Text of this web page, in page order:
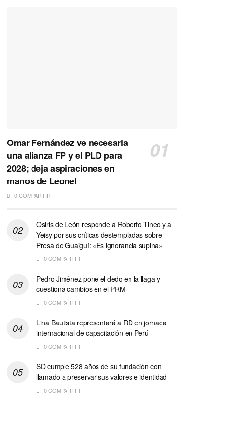
Omar Fernández ve necesaria
una alianza FP y el PLD para
2028; deja aspiraciones en
manos de Leonel
0 COMPARTIR
Osiris de León responde a Roberto Tineo y a
Yeisy por sus críticas destempladas sobre
Presa de Guaiguí: «Es ignorancia supina»
0 COMPARTIR
Pedro Jiménez pone el dedo en la llaga y
cuestiona cambios en el PRM
0 COMPARTIR
Lina Bautista representará a RD en jornada
internacional de capacitación en Perú
0 COMPARTIR
SD cumple 528 años de su fundación con
llamado a preservar sus valores e identidad
0 COMPARTIR